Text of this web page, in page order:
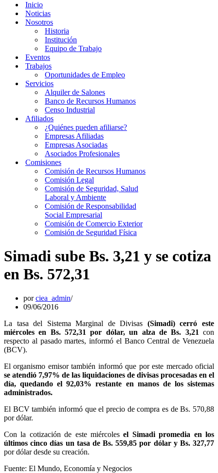
Inicio
Noticias
Nosotros
Historia
Institución
Equipo de Trabajo
Eventos
Trabajos
Oportunidades de Empleo
Servicios
Alquiler de Salones
Banco de Recursos Humanos
Censo Industrial
Afiliados
¿Quiénes pueden afiliarse?
Empresas Afiliadas
Empresas Asociadas
Asociados Profesionales
Comisiones
Comisión de Recursos Humanos
Comisión Legal
Comisión de Seguridad, Salud
Laboral y Ambiente
Comisión de Responsabilidad
Social Empresarial
Comisión de Comercio Exterior
Comisión de Seguridad Física
Simadi sube Bs. 3,21 y se cotiza
en Bs. 572,31
porciea_admin
09/06/2016
La tasa del Sistema Marginal de Divisas (Simadi) cerró este
miércoles en Bs. 572,31 por dólar, un alza de Bs. 3,21 con
respecto al pasado martes, informó el Banco Central de Venezuela
(BCV).
El organismo emisor también informó que por este mercado oficial
se atendió 7,97% de las liquidaciones de divisas procesadas en el
día, quedando el 92,03% restante en manos de los sistemas
administrados.
El BCV también informó que el precio de compra es de Bs. 570,88
por dólar.
Con la cotización de este miércolesel Simadi promedia en los
últimos cinco días un tasa de Bs. 559,85 por dólar y Bs. 327,77
por dólar desde su creación.
Fuente: El Mundo, Economía y Negocios